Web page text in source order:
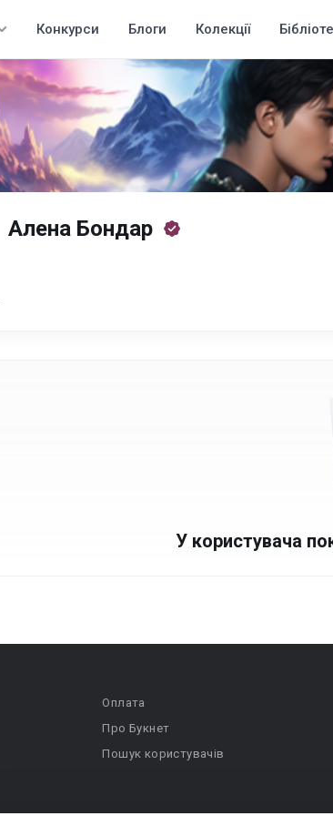
Конкурси Блоги Колекції
Алена Бондар
У користувача
Оплата
Про Букнет
Пошук користувачів